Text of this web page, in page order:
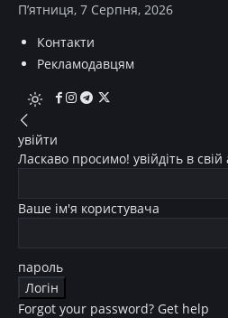
П’ятниця, 7 Серпня, 2026
Контакти
Рекламодавцям
увійти
Ласкаво просимо! увійдіть в свій
Ваше ім'я користувача
пароль
Forgot your password? Get help